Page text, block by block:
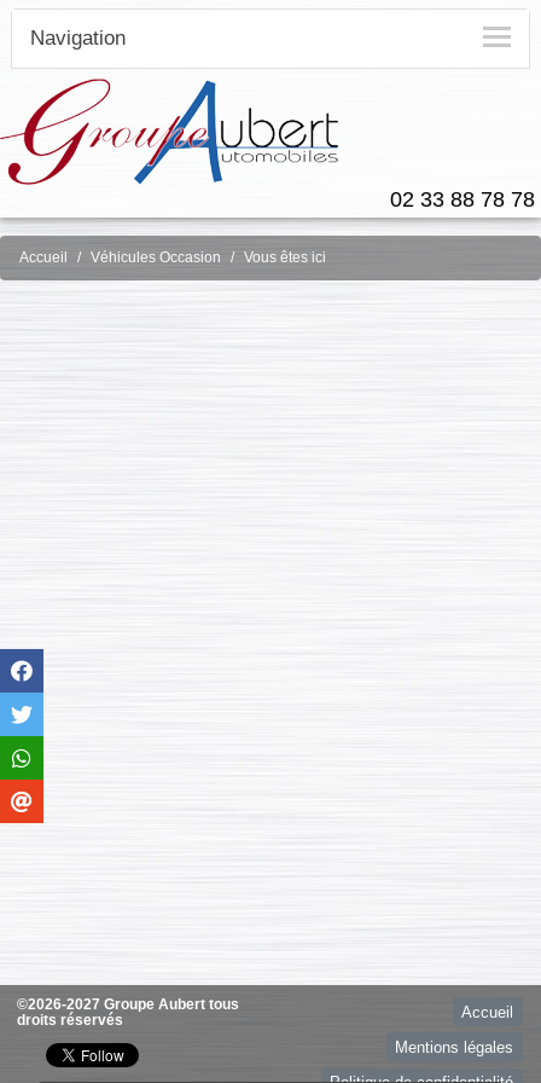
02 33 88 78 78
Navigation
Accueil Véhicules Occasion Vous êtes ici
©2026-2027 Groupe Aubert tous
droits réservés
Accueil
Mentions légales